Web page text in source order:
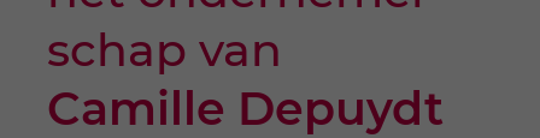
schap van
Camille Depuydt